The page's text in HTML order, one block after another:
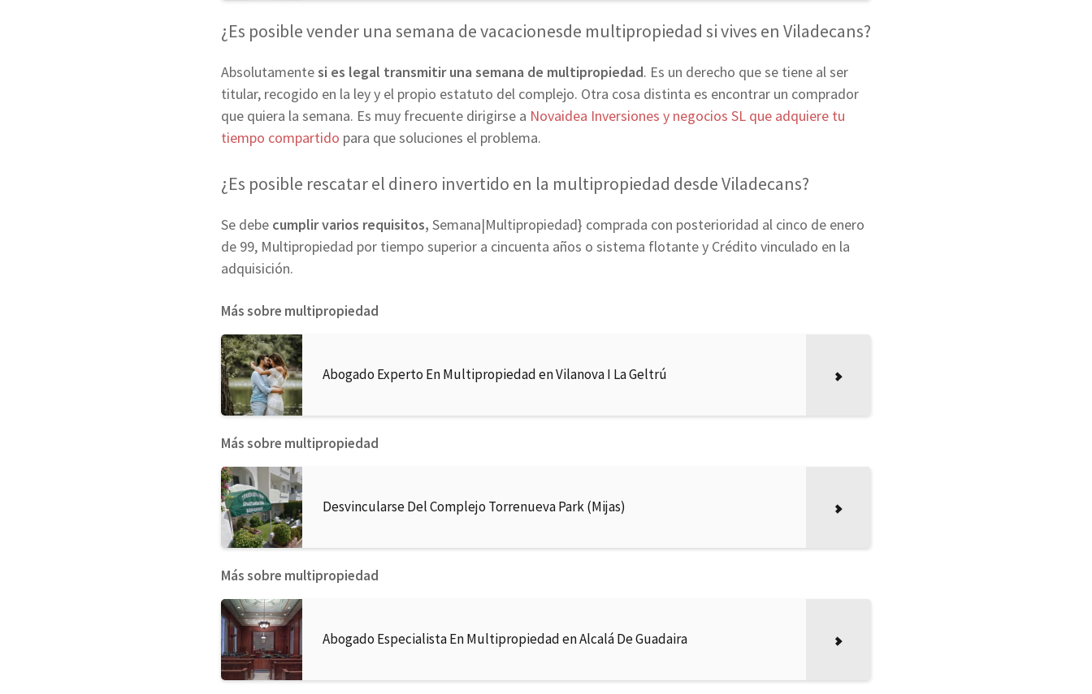
¿Es posible vender una semana de vacacionesde multipropiedad si vives en Viladecans?
Absolutamentesi es legal transmitir una semana de multipropiedad. Es un derecho que se tiene al ser
titular, recogido en la ley y el propio estatuto del complejo. Otra cosa distinta es encontrar un comprador
que quiera la semana. Es muy frecuente dirigirse a Novaidea Inversiones y negocios SL que adquiere tu
tiempo compartido para que soluciones el problema.
¿Es posible rescatar el dinero invertido en la multipropiedad desde Viladecans?
Se debe cumplir varios requisitos, Semana|Multipropiedad} comprada con posterioridad al cinco de enero
de 99, Multipropiedad por tiempo superior a cincuenta años o sistema flotante y Crédito vinculado en la
adquisición.
Más sobre multipropiedad
Abogado Experto En Multipropiedad en Vilanova I La Geltrú
Más sobre multipropiedad
Desvincularse Del Complejo Torrenueva Park (Mijas)
Más sobre multipropiedad
Abogado Especialista En Multipropiedad en Alcalá De Guadaira